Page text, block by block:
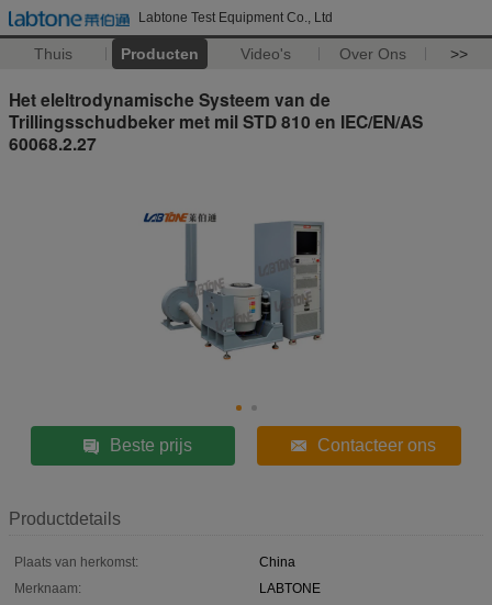
Labtone Test Equipment Co., Ltd
Thuis Producten Video's Over Ons >>
Het eleltrodynamische Systeem van de
Trillingsschudbeker met mil STD 810 en IEC/EN/AS
60068.2.27
Beste prijs Contacteer ons
Productdetails
Plaats van herkomst:
China
Merknaam:
LABTONE